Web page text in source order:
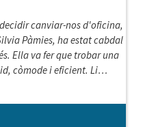
canviar-nos d'oficina,
Pàmies, ha estat cabdal
Ella va fer que trobar una
còmode i eficient. Li